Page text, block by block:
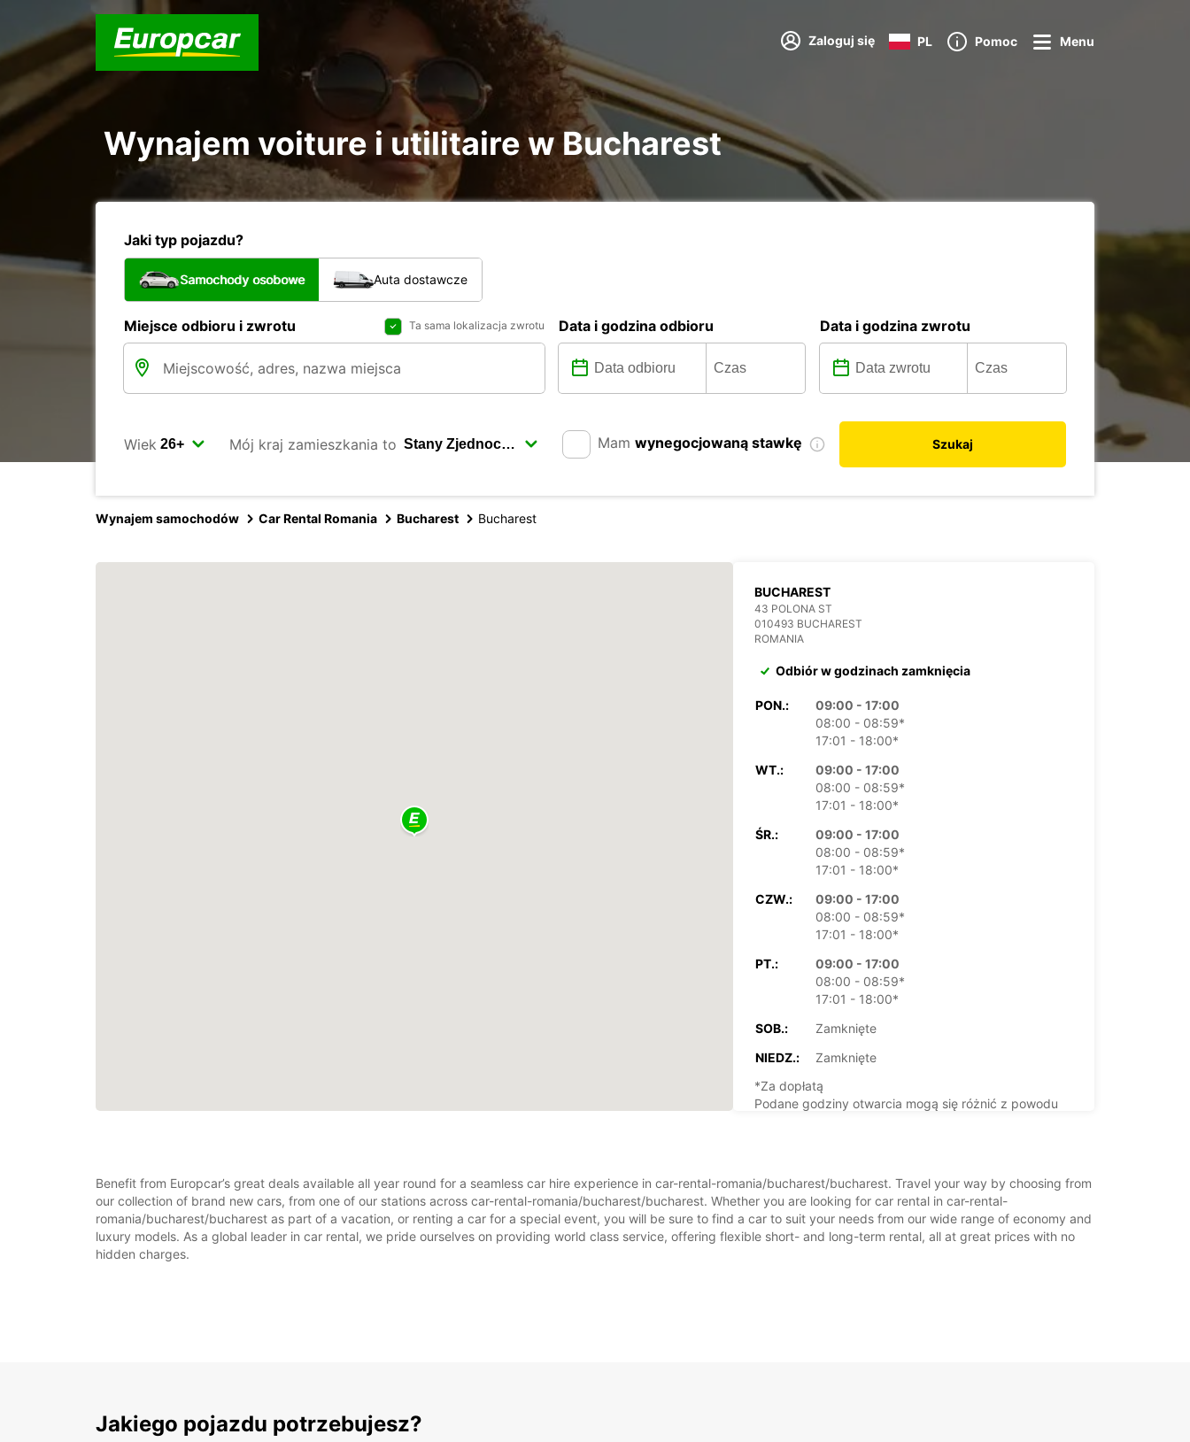
Zaloguj się PL Pomoc Menu
Wynajem voiture i utilitaire w Bucharest
Jaki typ pojazdu?
Samochody osobowe Auta dostawcze
Miejsce odbioru i zwrotu Ta sama lokalizacja zwrotu Data i godzina odbioru Data i godzina zwrotu
Wiek Mój kraj zamieszkania to Mam wynegocjowaną stawkę Szukaj
Wynajem samochodów Car Rental Romania Bucharest Bucharest
BUCHAREST
43 POLONA ST
010493 BUCHAREST
ROMANIA
Odbiór w godzinach zamknięcia
PON.:
09:00 - 17:00
08:00 - 08:59*
17:01 - 18:00*
WT.:
09:00 - 17:00
08:00 - 08:59*
17:01 - 18:00*
ŚR.:
09:00 - 17:00
08:00 - 08:59*
17:01 - 18:00*
CZW.:
09:00 - 17:00
08:00 - 08:59*
17:01 - 18:00*
PT.:
09:00 - 17:00
08:00 - 08:59*
17:01 - 18:00*
SOB.:
Zamknięte
NIEDZ.:
Zamknięte
*Za dopłatą
Podane godziny otwarcia mogą się różnić z powodu
Plan podróży
Benefit from Europcar’s great deals available all year round for a seamless car hire experience in car-rental-romania/bucharest/bucharest. Travel your way by choosing from
our collection of brand new cars, from one of our stations across car-rental-romania/bucharest/bucharest. Whether you are looking for car rental in car-rental-
romania/bucharest/bucharest as part of a vacation, or renting a car for a special event, you will be sure to find a car to suit your needs from our wide range of economy and
luxury models. As a global leader in car rental, we pride ourselves on providing world class service, offering flexible short- and long-term rental, all at great prices with no
hidden charges.
Jakiego pojazdu potrzebujesz?